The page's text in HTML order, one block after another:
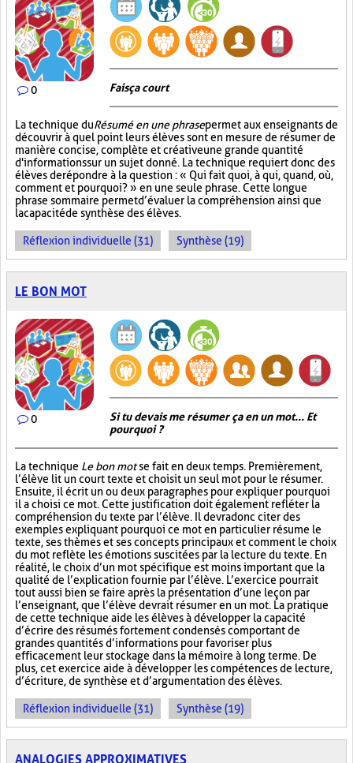
0 Fais ça court
La technique duRésumé en une phrasepermet aux enseignants de
découvrir à quel point leurs élèves sont en mesure de résumer de
manière concise, complète et créative une grande quantité
d'informations sur un sujet donné. La technique requiert donc des
élèves de répondre à la question : « Qui fait quoi, à qui, quand, où,
comment et pourquoi? » en une seule phrase. Cette longue
phrase sommaire permet d’évaluer la compréhension ainsi que
la capacité de synthèse des élèves.
Réflexion individuelle (31) Synthèse (19)
LE BON MOT
0
Si tu devais me résumer ça en un mot... Et
pourquoi ?
La technique Le bon motse fait en deux temps. Premièrement,
l’élève lit un court texte et choisit un seul mot pour le résumer.
Ensuite, il écrit un ou deux paragraphes pour expliquer pourquoi
il a choisi ce mot. Cette justification doit également refléter la
compréhension du texte par l’élève. Il devra donc citer des
exemples expliquant pourquoi ce mot en particulier résume le
texte, ses thèmes et ses concepts principaux et comment le choix
du mot reflète les émotions suscitées par la lecture du texte. En
réalité, le choix d’un mot spécifique est moins important que la
qualité de l’explication fournie par l’élève. L’exercice pourrait
tout aussi bien se faire après la présentation d’une leçon par
l’enseignant, que l’élève devrait résumer en un mot. La pratique
de cette technique aide les élèves à développer la capacité
d’écrire des résumés fortement condensés comportant de
grandes quantités d’informations pour favoriser plus
efficacement leur stockage dans la mémoire à long terme. De
plus, cet exercice aide à développer les compétences de lecture,
d’écriture, de synthèse et d’argumentation des élèves.
Réflexion individuelle (31) Synthèse (19)
ANALOGIES APPROXIMATIVES